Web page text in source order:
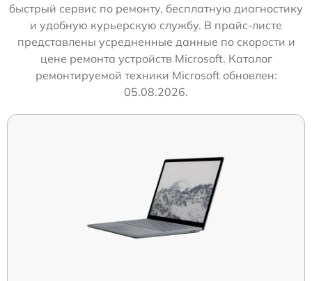
быстрый сервис по ремонту, бесплатную диагностику
и удобную курьерскую службу. В прайс-листе
представлены усредненные данные по скорости и
цене ремонта устройств Microsoft. Каталог
ремонтируемой техники Microsoft обновлен:
05.08.2026.